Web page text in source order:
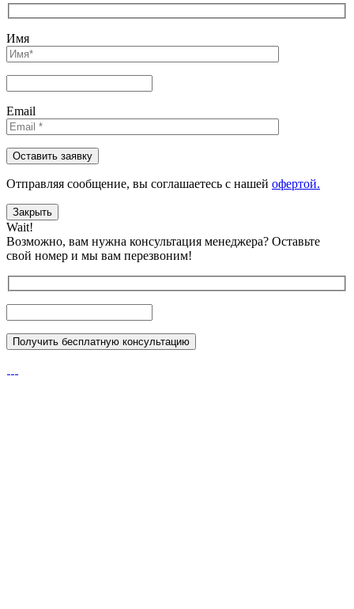
Имя
Email
Отправляя сообщениe, вы соглашаетесь с нашей офертой.
Закрыть
Wait!
Возможно, вам нужна консультация менеджера? Оставьте
свой номер и мы вам перезвоним!